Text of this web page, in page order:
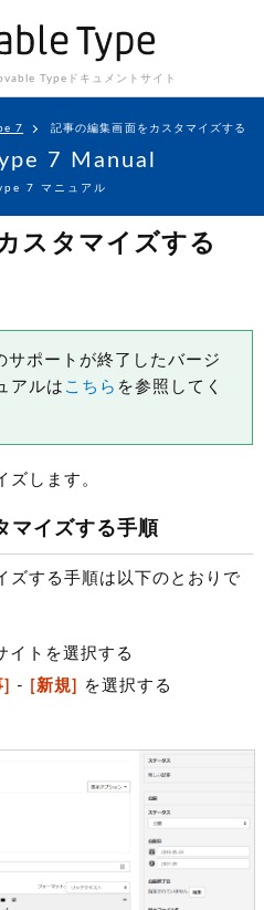
Type ドキュメントサイト
7 記事の編集画面をカスタマイズする
7 Manual
7 マニュアル
スタマイズする
ポートが終了したバージ
アルは こちら を参照してく
ズします。
マイズする手順
ズする手順は以下のとおりで
イトを選択する
- [新規] を選択する